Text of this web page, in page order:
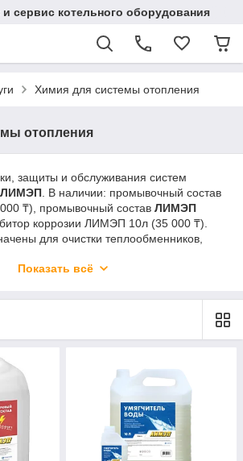
сервис котельного оборудования
Химия для системы отопления
отопления
защиты и обслуживания систем
ЛИМЭП . В наличии: промывочный состав
₸), промывочный состав ЛИМЭП
коррозии ЛИМЭП 10л (35 000 ₸).
для очистки теплообменников,
Безопасны для всех типов
Показать всё